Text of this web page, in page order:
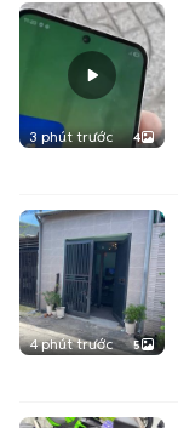
3 phút trước 4
4 phút trước 5